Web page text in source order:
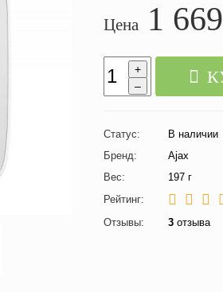
Цена 1 669
+
–
Статус:
В наличии
Бренд:
Ajax
Вес:
197 г
Рейтинг:
Отзывы:
3 отзыва